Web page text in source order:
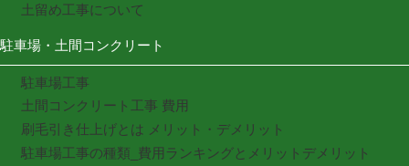
土留め工事について
駐車場・土間コンクリート
駐車場工事
土間コンクリート工事 費用
刷毛引き仕上げとは メリット・デメリット
駐車場工事の種類_費用ランキングとメリットデメリット